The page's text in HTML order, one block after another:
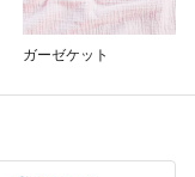
ガーゼケット